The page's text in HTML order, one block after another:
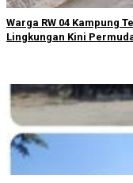
Warga RW 04 Kampung
Lingkungan Kini